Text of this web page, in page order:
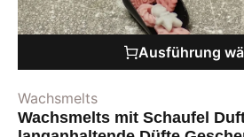
Ausführung
Wachsmelts
Wachsmelts mit Schaufel